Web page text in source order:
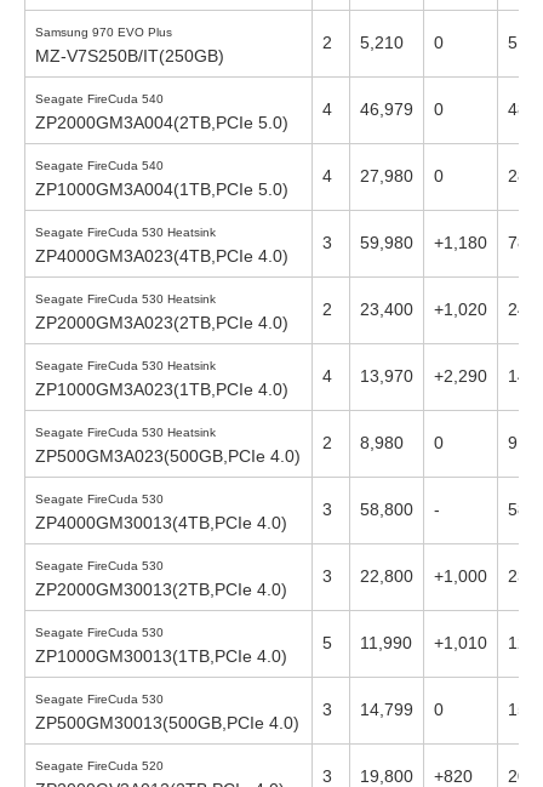
Samsung 970 EVO Plus
MZ-V7S250B/IT(250GB)
2 5,210 0
Seagate FireCuda 540
ZP2000GM3A004(2TB,PCIe 5.0)
4 46,979 0
Seagate FireCuda 540
ZP1000GM3A004(1TB,PCIe 5.0)
4 27,980 0
Seagate FireCuda 530 Heatsink
ZP4000GM3A023(4TB,PCIe 4.0)
3 59,980 +1,180
Seagate FireCuda 530 Heatsink
ZP2000GM3A023(2TB,PCIe 4.0)
2 23,400 +1,020
Seagate FireCuda 530 Heatsink
ZP1000GM3A023(1TB,PCIe 4.0)
4 13,970 +2,290
Seagate FireCuda 530 Heatsink
ZP500GM3A023(500GB,PCIe 4.0)
2 8,980 0
Seagate FireCuda 530
ZP4000GM30013(4TB,PCIe 4.0)
3 58,800 -
Seagate FireCuda 530
ZP2000GM30013(2TB,PCIe 4.0)
3 22,800 +1,000
Seagate FireCuda 530
ZP1000GM30013(1TB,PCIe 4.0)
5 11,990 +1,010
Seagate FireCuda 530
ZP500GM30013(500GB,PCIe 4.0)
3 14,799 0
Seagate FireCuda 520
3 19,800 +820